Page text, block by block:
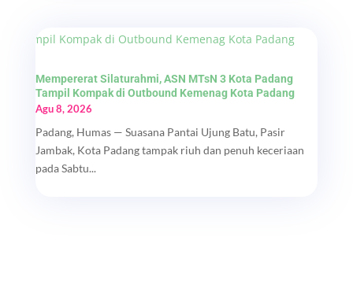
Mempererat Silaturahmi, ASN MTsN 3 Kota Padang
Tampil Kompak di Outbound Kemenag Kota Padang
Agu 8, 2026
Padang, Humas — Suasana Pantai Ujung Batu, Pasir
Jambak, Kota Padang tampak riuh dan penuh keceriaan
pada Sabtu...